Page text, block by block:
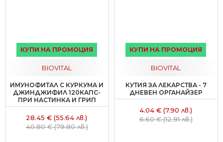
КУПИ НА ПРОМОЦИЯ
BIOVITAL
ИМУНОФИТАЛ С КУРКУМА И
ДЖИНДЖИФИЛ 120КАПС-
ПРИ НАСТИНКА И ГРИП
28.45 € (55.64 лв.)
40.80 € (79.80 лв.)
КУПИ НА ПРОМОЦИЯ
BIOVITAL
КУТИЯ ЗА ЛЕКАРСТВА - 7
ДНЕВЕН ОРГАНАЙЗЕР
4.04 € (7.90 лв.)
6.60 € (12.91 лв.)